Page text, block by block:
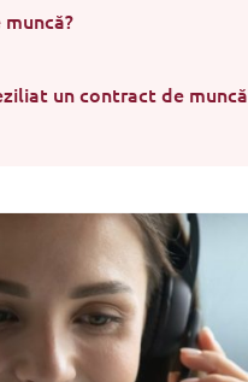
un contract de muncă